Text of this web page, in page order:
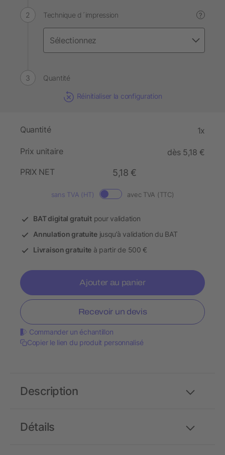
Technique d´impression ?
Quantité
Réinitialiser la configuration
Quantité 1x
Prix unitaire
dès 5,18 €
PRIX NET
5,18 €
sans TVA (HT) avec TVA (TTC)
BAT digital gratuitpour validation
Annulation gratuitejusqu’à validation du BAT
Livraison gratuite à partir de 500 €
Ajouter au panier
Recevoir un devis
Commander un échantillon
Copier le lien du produit personnalisé
Détails
Description